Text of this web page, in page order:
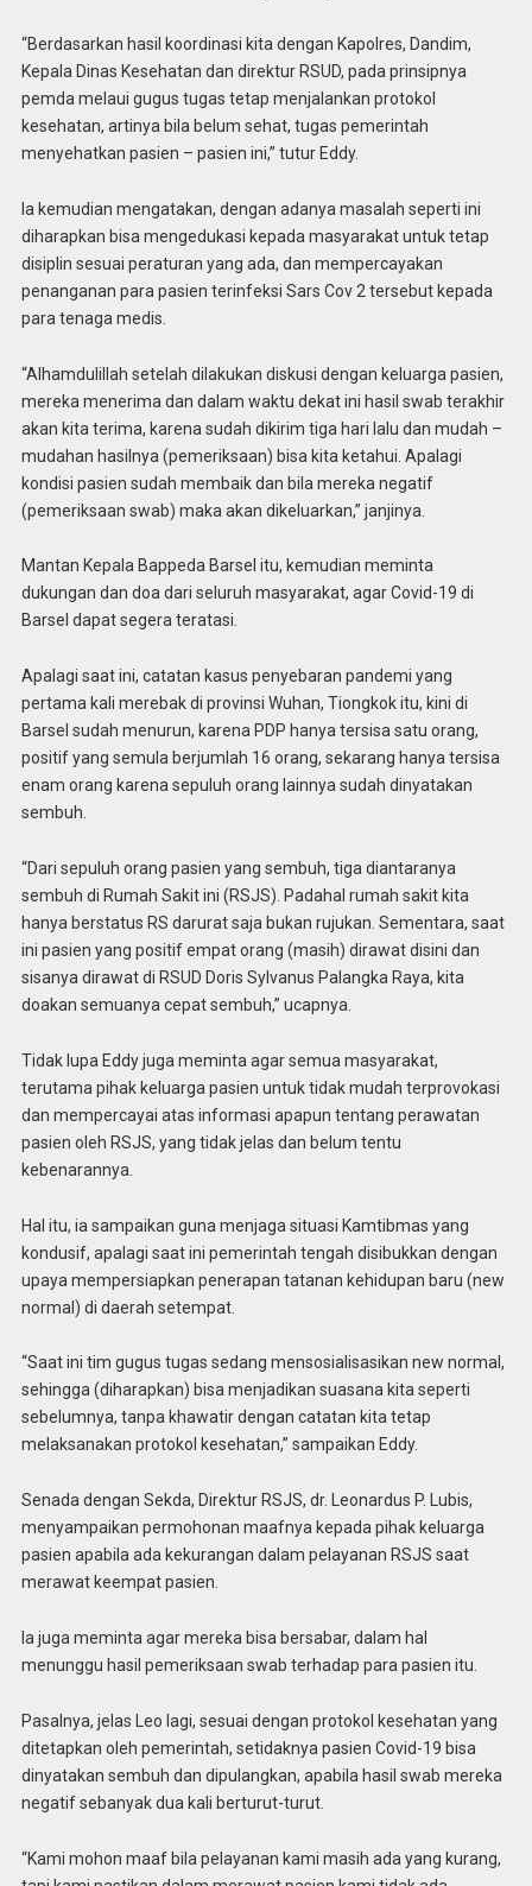
“Berdasarkan hasil koordinasi kita dengan Kapolres, Dandim,
Kepala Dinas Kesehatan dan direktur RSUD, pada prinsipnya
pemda melaui gugus tugas tetap menjalankan protokol
kesehatan, artinya bila belum sehat, tugas pemerintah
menyehatkan pasien – pasien ini,” tutur Eddy.
Ia kemudian mengatakan, dengan adanya masalah seperti ini
diharapkan bisa mengedukasi kepada masyarakat untuk tetap
disiplin sesuai peraturan yang ada, dan mempercayakan
penanganan para pasien terinfeksi Sars Cov 2 tersebut kepada
para tenaga medis.
“Alhamdulillah setelah dilakukan diskusi dengan keluarga pasien,
mereka menerima dan dalam waktu dekat ini hasil swab terakhir
akan kita terima, karena sudah dikirim tiga hari lalu dan mudah –
mudahan hasilnya (pemeriksaan) bisa kita ketahui. Apalagi
kondisi pasien sudah membaik dan bila mereka negatif
(pemeriksaan swab) maka akan dikeluarkan,” janjinya.
Mantan Kepala Bappeda Barsel itu, kemudian meminta
dukungan dan doa dari seluruh masyarakat, agar Covid-19 di
Barsel dapat segera teratasi.
Apalagi saat ini, catatan kasus penyebaran pandemi yang
pertama kali merebak di provinsi Wuhan, Tiongkok itu, kini di
Barsel sudah menurun, karena PDP hanya tersisa satu orang,
positif yang semula berjumlah 16 orang, sekarang hanya tersisa
enam orang karena sepuluh orang lainnya sudah dinyatakan
sembuh.
“Dari sepuluh orang pasien yang sembuh, tiga diantaranya
sembuh di Rumah Sakit ini (RSJS). Padahal rumah sakit kita
hanya berstatus RS darurat saja bukan rujukan. Sementara, saat
ini pasien yang positif empat orang (masih) dirawat disini dan
sisanya dirawat di RSUD Doris Sylvanus Palangka Raya, kita
doakan semuanya cepat sembuh,” ucapnya.
Tidak lupa Eddy juga meminta agar semua masyarakat,
terutama pihak keluarga pasien untuk tidak mudah terprovokasi
dan mempercayai atas informasi apapun tentang perawatan
pasien oleh RSJS, yang tidak jelas dan belum tentu
kebenarannya.
Hal itu, ia sampaikan guna menjaga situasi Kamtibmas yang
kondusif, apalagi saat ini pemerintah tengah disibukkan dengan
upaya mempersiapkan penerapan tatanan kehidupan baru (new
normal) di daerah setempat.
“Saat ini tim gugus tugas sedang mensosialisasikan new normal,
sehingga (diharapkan) bisa menjadikan suasana kita seperti
sebelumnya, tanpa khawatir dengan catatan kita tetap
melaksanakan protokol kesehatan,” sampaikan Eddy.
Senada dengan Sekda, Direktur RSJS, dr. Leonardus P. Lubis,
menyampaikan permohonan maafnya kepada pihak keluarga
pasien apabila ada kekurangan dalam pelayanan RSJS saat
merawat keempat pasien.
Ia juga meminta agar mereka bisa bersabar, dalam hal
menunggu hasil pemeriksaan swab terhadap para pasien itu.
Pasalnya, jelas Leo lagi, sesuai dengan protokol kesehatan yang
ditetapkan oleh pemerintah, setidaknya pasien Covid-19 bisa
dinyatakan sembuh dan dipulangkan, apabila hasil swab mereka
negatif sebanyak dua kali berturut-turut.
“Kami mohon maaf bila pelayanan kami masih ada yang kurang,